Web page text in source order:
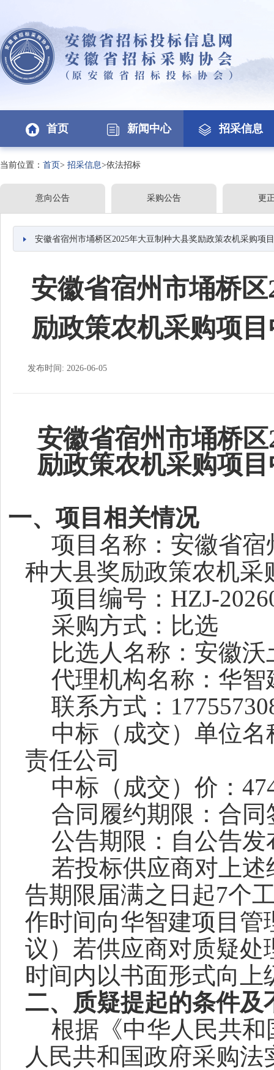
首页 新闻中心 招采信息
当前位置： 首页> 招采信息>依法招标
意向公告 采购公告 更
安徽省宿州市埇桥区2025年大豆制种大县奖励政策农机采购项
安徽省宿州市埇桥
励政策农机采购项
发布时间: 2026-06-05
安徽省宿州市埇桥区
励政策农机采购项
一、项目相关情况
项目名称：安徽省宿
种大县奖励政策农机采
项目编号： HZJ-
采购方式：比选
比选人名称：安徽
代理机构名称：华
联系方式：
中标（成交）单位
责任公司
中标（成交）价：
合同履约期限：合同
公告期限：自公告发
若投标供应商对上
告期限届满之日起7个
作时间向华智建项目
议）若供应商对质疑
时间内以书面形式向上
二、质疑提起的条件及
根据《中华人民共
人民共和国政府采购